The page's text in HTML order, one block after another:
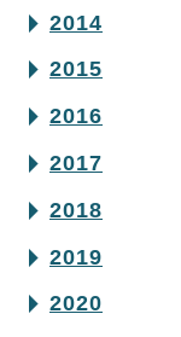
2014
2015
2016
2017
2018
2019
2020